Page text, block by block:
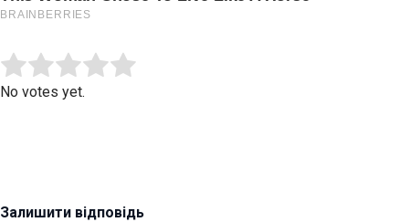
Rate this item:
No votes yet.
Залишити відповідь